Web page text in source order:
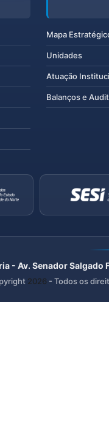
Mapa
Unidades
Atuação
Balanços e
- Av. Senador
2026 - Todos os